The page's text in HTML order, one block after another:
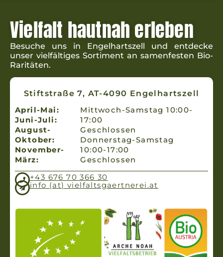
Vielfalt hautnah erleben
Besuche uns in Engel­hartszell und ent­decke
unser viel­fäl­tiges Sorti­ment an samen­fes­ten Bio-
Raritäten.
Stiftstraße 7, AT-4090 Engelhartszell
April-Mai:
Juni-Juli:
August-
Oktober:
November-
März:
Mittwoch-Samstag 10:00-
17:00
Geschlossen
Donnerstag-Samstag
10:00-17:00
Geschlossen
+43 676 70 366 30
info (at) vielfaltsgaertnerei.at